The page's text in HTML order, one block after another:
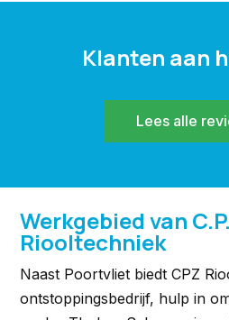
Klanten aan
Lees alle
Werkgebied van
Riooltechniek
Naast Poortvliet biedt CPZ
ontstoppingsbedrijf, hulp in